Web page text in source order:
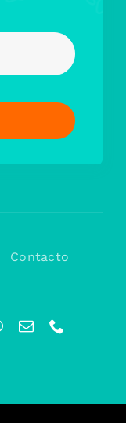
Contacto